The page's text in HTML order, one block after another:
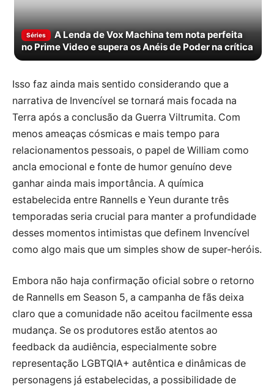
Séries
A Lenda de Vox Machina tem nota perfeita
no Prime Video e supera os Anéis de Poder na crítica
Isso faz ainda mais sentido considerando que a
narrativa de Invencível se tornará mais focada na
Terra após a conclusão da Guerra Viltrumita. Com
menos ameaças cósmicas e mais tempo para
relacionamentos pessoais, o papel de William como
ancla emocional e fonte de humor genuíno deve
ganhar ainda mais importância. A química
estabelecida entre Rannells e Yeun durante três
temporadas seria crucial para manter a profundidade
desses momentos intimistas que definem Invencível
como algo mais que um simples show de super-heróis.
Embora não haja confirmação oficial sobre o retorno
de Rannells em Season 5, a campanha de fãs deixa
claro que a comunidade não aceitou facilmente essa
mudança. Se os produtores estão atentos ao
feedback da audiência, especialmente sobre
representação LGBTQIA+ autêntica e dinâmicas de
personagens já estabelecidas, a possibilidade de